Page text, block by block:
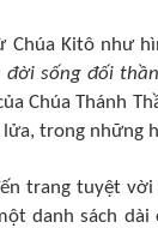
Kitô như
đời sống đối thần
Chúa Thánh
trong những
trang tuyệt
danh sách dài